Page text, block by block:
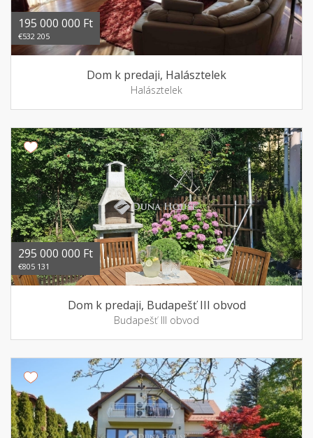
195 000 000 Ft
€532 205
Dom k predaji, Halásztelek
Halásztelek
295 000 000 Ft
€805 131
Dom k predaji, Budapešť III obvod
Budapešť III obvod